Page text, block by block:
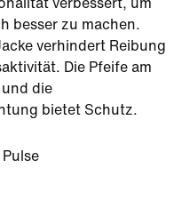
verbessert, um
besser zu machen.
verhindert Reibung
Die Pfeife am
die
bietet Schutz.